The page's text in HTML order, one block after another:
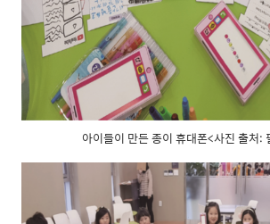
아이들이 만든 종이 휴대폰<사진 출처: